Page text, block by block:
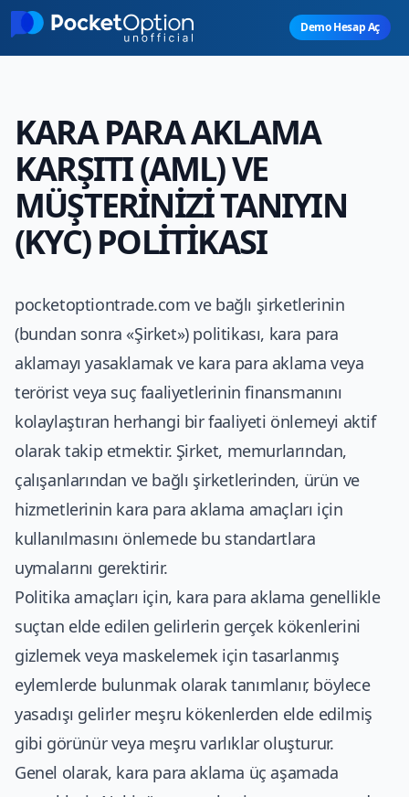
Skip to main content
Demo Hesap Aç
KARA PARA AKLAMA
KARŞITI (AML) VE
MÜŞTERİNİZİ TANIYIN
(KYC) POLİTİKASI
pocketoptiontrade.com ve bağlı şirketlerinin
(bundan sonra «Şirket») politikası, kara para
aklamayı yasaklamak ve kara para aklama veya
terörist veya suç faaliyetlerinin finansmanını
kolaylaştıran herhangi bir faaliyeti önlemeyi aktif
olarak takip etmektir. Şirket, memurlarından,
çalışanlarından ve bağlı şirketlerinden, ürün ve
hizmetlerinin kara para aklama amaçları için
kullanılmasını önlemede bu standartlara
uymalarını gerektirir.
Politika amaçları için, kara para aklama genellikle
suçtan elde edilen gelirlerin gerçek kökenlerini
gizlemek veya maskelemek için tasarlanmış
eylemlerde bulunmak olarak tanımlanır, böylece
yasadışı gelirler meşru kökenlerden elde edilmiş
gibi görünür veya meşru varlıklar oluşturur.
Genel olarak, kara para aklama üç aşamada